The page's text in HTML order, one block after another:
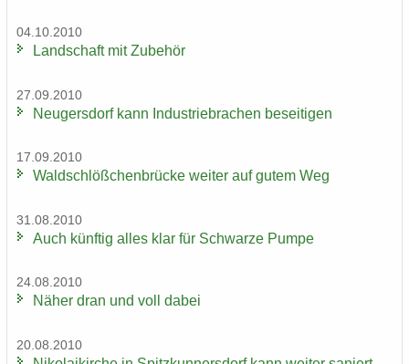
04.10.2010
Land­schaft mit Zu­be­hör
27.09.2010
Neu­gers­dorf kann In­dus­trie­bra­chen be­sei­ti­gen
17.09.2010
Wald­schlöß­chen­brü­cke wei­ter auf gutem Weg
31.08.2010
Auch künf­tig alles klar für Schwar­ze Pumpe
24.08.2010
Näher dran und voll dabei
20.08.2010